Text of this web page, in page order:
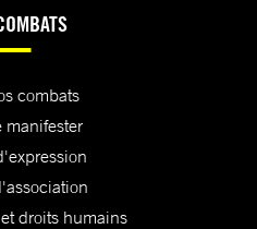
combats
manifester
droits humains